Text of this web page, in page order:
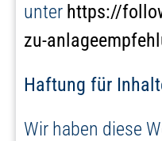
unter https://
zu-
Haftung für
Wir haben diese